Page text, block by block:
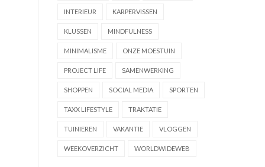
INTERIEUR KARPERVISSEN
KLUSSEN MINDFULNESS
MINIMALISME ONZE MOESTUIN
PROJECT LIFE SAMENWERKING
SHOPPEN SOCIAL MEDIA SPORTEN
TAXX LIFESTYLE TRAKTATIE
TUINIEREN VAKANTIE VLOGGEN
WEEKOVERZICHT WORLDWIDEWEB